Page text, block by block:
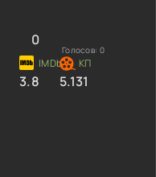
0
Голосов: 0
3.8 5.131